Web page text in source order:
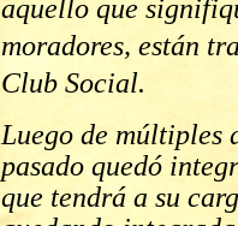
aquello que
moradores, están
Club Social.
Luego de múltiples
pasado quedó
que tendrá a su